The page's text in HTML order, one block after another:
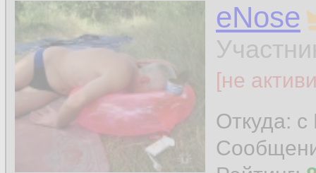
eNose
[не
Откуда: с